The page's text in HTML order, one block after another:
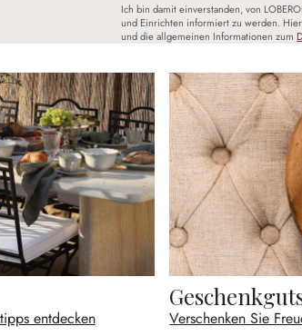
Ich bin damit einverstanden, von
und Einrichten informiert zu werden.
und die allgemeinen Informationen zum
entdecken Verschenken Sie